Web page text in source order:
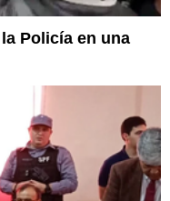
Policía en una